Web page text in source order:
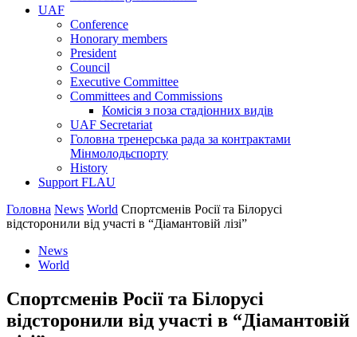
UAF
Conference
Honorary members
President
Council
Executive Committee
Committees and Commissions
Комісія з поза стадіонних видів
UAF Secretariat
Головна тренерська рада за контрактами
Мінмолодьспорту
History
Support FLAU
Головна News World Спортсменів Росії та Білорусі
відсторонили від участі в “Діамантовій лізі”
News
World
Спортсменів Росії та Білорусі
відсторонили від участі в “Діамантовій